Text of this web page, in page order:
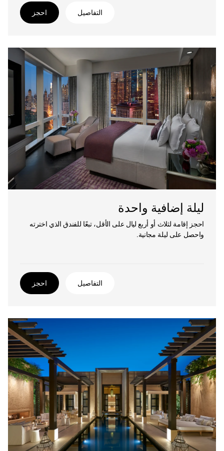
التفاصيل احجز
ليلة إضافية واحدة
احجز إقامة لثلاث أو أربع ليال على الأقل، تبعًا للفندق الذي اخترته
واحصل على ليلة مجانية.
التفاصيل احجز